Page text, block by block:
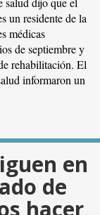
un residente de la
médicas
de septiembre y
rehabilitación. El
informaron un
en
de
hacer